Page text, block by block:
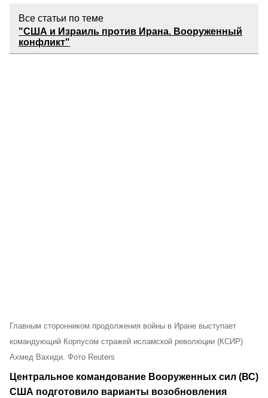
Все статьи по теме
"США и Израиль против Ирана. Вооруженный
конфликт"
Главным сторонником продолжения войны в Иране выступает
командующий Корпусом стражей исламской революции (КСИР)
Ахмед Вахиди. Фото Reuters
Центральное командование Вооруженных сил (ВС)
США подготовило варианты возобновления